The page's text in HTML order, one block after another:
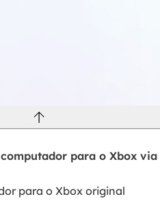
para o Xbox via
para o Xbox original